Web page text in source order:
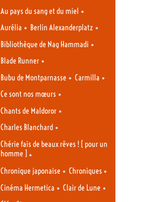
Au pays du sang et du miel •
Aurélia • Berlin Alexanderplatz •
Bibliothèque de Nag Hammadi •
Blade Runner •
Bubu de Montparnasse • Carmilla •
Ce sont nos mœurs •
Chants de Maldoror •
Charles Blanchard •
Chérie fais de beaux rêves ! [ pour un
homme ] •
Chronique japonaise • Chroniques •
Cinéma Hermetica • Clair de Lune •